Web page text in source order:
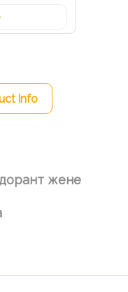
info
жене